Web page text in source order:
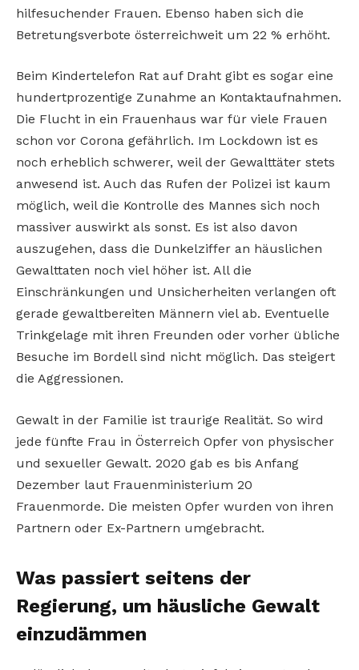
hilfesuchender Frauen. Ebenso haben sich die
Betretungsverbote österreichweit um 22 % erhöht.
Beim Kindertelefon Rat auf Draht gibt es sogar eine
hundertprozentige Zunahme an Kontaktaufnahmen.
Die Flucht in ein Frauenhaus war für viele Frauen
schon vor Corona gefährlich. Im Lockdown ist es
noch erheblich schwerer, weil der Gewalttäter stets
anwesend ist. Auch das Rufen der Polizei ist kaum
möglich, weil die Kontrolle des Mannes sich noch
massiver auswirkt als sonst. Es ist also davon
auszugehen, dass die Dunkelziffer an häuslichen
Gewalttaten noch viel höher ist. All die
Einschränkungen und Unsicherheiten verlangen oft
gerade gewaltbereiten Männern viel ab. Eventuelle
Trinkgelage mit ihren Freunden oder vorher übliche
Besuche im Bordell sind nicht möglich. Das steigert
die Aggressionen.
Gewalt in der Familie ist traurige Realität. So wird
jede fünfte Frau in Österreich Opfer von physischer
und sexueller Gewalt. 2020 gab es bis Anfang
Dezember laut Frauenministerium 20
Frauenmorde. Die meisten Opfer wurden von ihren
Partnern oder Ex-Partnern umgebracht.
Was passiert seitens der
Regierung, um häusliche Gewalt
einzudämmen